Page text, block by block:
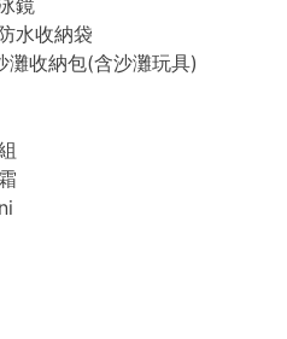
鏡
水收納袋
收納包(含沙灘玩具)